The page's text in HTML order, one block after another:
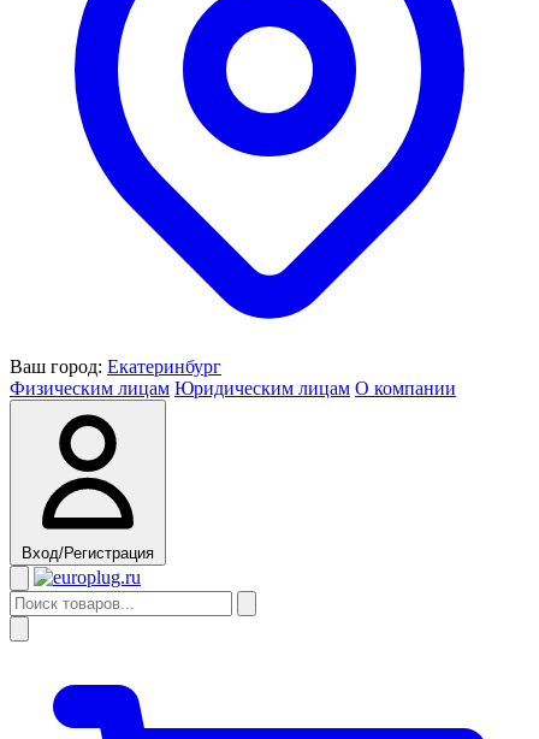
Ваш город: Екатеринбург
Физическим лицам Юридическим лицам О компании
Вход/Регистрация